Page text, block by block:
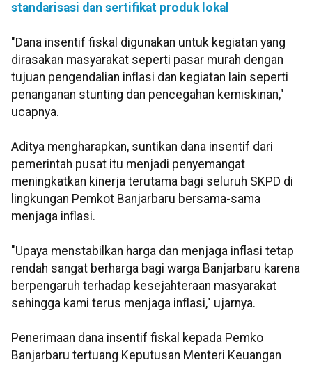
standarisasi dan sertifikat produk lokal
"Dana insentif fiskal digunakan untuk kegiatan yang
dirasakan masyarakat seperti pasar murah dengan
tujuan pengendalian inflasi dan kegiatan lain seperti
penanganan stunting dan pencegahan kemiskinan,"
ucapnya.
Aditya mengharapkan, suntikan dana insentif dari
pemerintah pusat itu menjadi penyemangat
meningkatkan kinerja terutama bagi seluruh SKPD di
lingkungan Pemkot Banjarbaru bersama-sama
menjaga inflasi.
"Upaya menstabilkan harga dan menjaga inflasi tetap
rendah sangat berharga bagi warga Banjarbaru karena
berpengaruh terhadap kesejahteraan masyarakat
sehingga kami terus menjaga inflasi," ujarnya.
Penerimaan dana insentif fiskal kepada Pemko
Banjarbaru tertuang Keputusan Menteri Keuangan